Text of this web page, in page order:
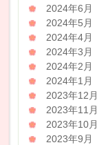
2024年6月
2024年5月
2024年4月
2024年3月
2024年2月
2024年1月
2023年12月
2023年11月
2023年10月
2023年9月